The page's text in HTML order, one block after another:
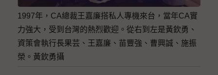
1997年，CA總裁王嘉廉搭私人專機來台，當年CA實
力強大，受到台灣的熱烈歡迎。從右到左是黃欽勇、
資策會執行長果芸、王嘉廉、苗豐強、曹興誠、施振
榮。黃欽勇攝